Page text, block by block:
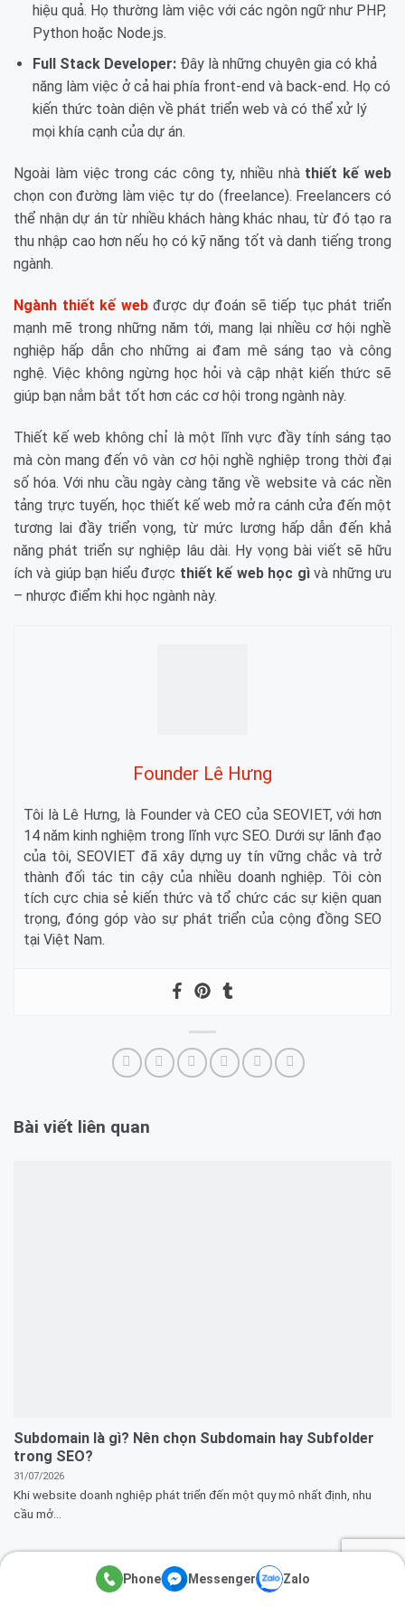
hiệu quả. Họ thường làm việc với các ngôn ngữ như PHP,
Python hoặc Node.js.
Full Stack Developer:Đây là những chuyên gia có khả
năng làm việc ở cả hai phía front-end và back-end. Họ có
kiến thức toàn diện về phát triển web và có thể xử lý
mọi khía cạnh của dự án.
Ngoài làm việc trong các công ty, nhiều nhà thiết kế web
chọn con đường làm việc tự do (freelance). Freelancers có
thể nhận dự án từ nhiều khách hàng khác nhau, từ đó tạo ra
thu nhập cao hơn nếu họ có kỹ năng tốt và danh tiếng trong
ngành.
Ngành thiết kế webđược dự đoán sẽ tiếp tục phát triển
mạnh mẽ trong những năm tới, mang lại nhiều cơ hội nghề
nghiệp hấp dẫn cho những ai đam mê sáng tạo và công
nghệ. Việc không ngừng học hỏi và cập nhật kiến thức sẽ
giúp bạn nắm bắt tốt hơn các cơ hội trong ngành này.
Thiết kế web không chỉ là một lĩnh vực đầy tính sáng tạo
mà còn mang đến vô vàn cơ hội nghề nghiệp trong thời đại
số hóa. Với nhu cầu ngày càng tăng về website và các nền
tảng trực tuyến, học thiết kế web mở ra cánh cửa đến một
tương lai đầy triển vọng, từ mức lương hấp dẫn đến khả
năng phát triển sự nghiệp lâu dài. Hy vọng bài viết sẽ hữu
ích và giúp bạn hiểu được thiết kế web học gìvà những ưu
– nhược điểm khi học ngành này.
Founder Lê Hưng
Tôi là Lê Hưng, là Founder và CEO của SEOVIET, với hơn
14 năm kinh nghiệm trong lĩnh vực SEO. Dưới sự lãnh đạo
của tôi, SEOVIET đã xây dựng uy tín vững chắc và trở
thành đối tác tin cậy của nhiều doanh nghiệp. Tôi còn
tích cực chia sẻ kiến thức và tổ chức các sự kiện quan
trọng, đóng góp vào sự phát triển của cộng đồng SEO
tại Việt Nam.
Bài viết liên quan
Subdomain là gì? Nên chọn Subdomain hay Subfolder
trong SEO?
31/07/2026
Khi website doanh nghiệp phát triển đến một quy mô nhất định, nhu
cầu mở...
Phone Messenger Zalo